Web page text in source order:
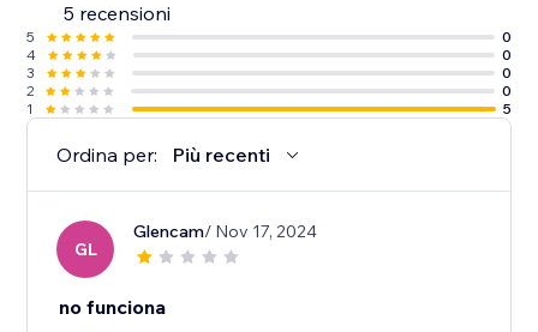
5 recensioni
5
0
4
0
3
0
2
0
1
5
Ordina per: Più recenti
GL
Glencam/ Nov 17, 2024
no funciona